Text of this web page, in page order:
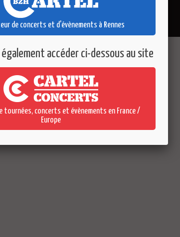
Cartel BZH © Copyright 2026
de concerts et d'évènements à Rennes
accéder ci-dessous au site
tournées, concerts et évènements en France /
Europe